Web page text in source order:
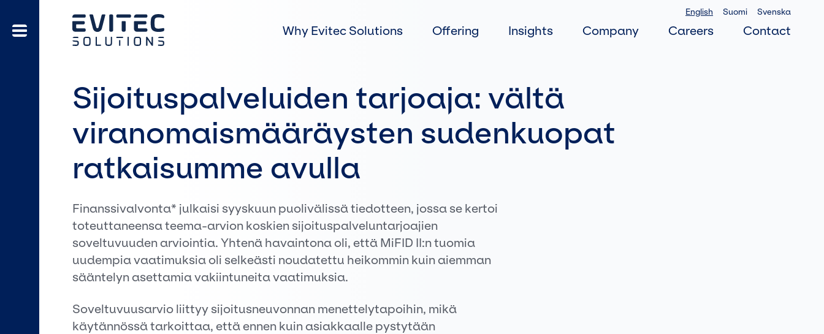
to
content
English Suomi Svenska
Why Evitec Solutions Offering Insights Company Careers Contact
Sijoituspalveluiden tarjoaja: vältä
viranomaismääräysten sudenkuopat
ratkaisumme avulla
Finanssivalvonta* julkaisi syyskuun puolivälissä tiedotteen, jossa se kertoi
toteuttaneensa teema-arvion koskien sijoituspalveluntarjoajien
soveltuvuuden arviointia. Yhtenä havaintona oli, että MiFID II:n tuomia
uudempia vaatimuksia oli selkeästi noudatettu heikommin kuin aiemman
sääntelyn asettamia vakiintuneita vaatimuksia.
Soveltuvuusarvio liittyy sijoitusneuvonnan menettelytapoihin, mikä
käytännössä tarkoittaa, että ennen kuin asiakkaalle pystytään